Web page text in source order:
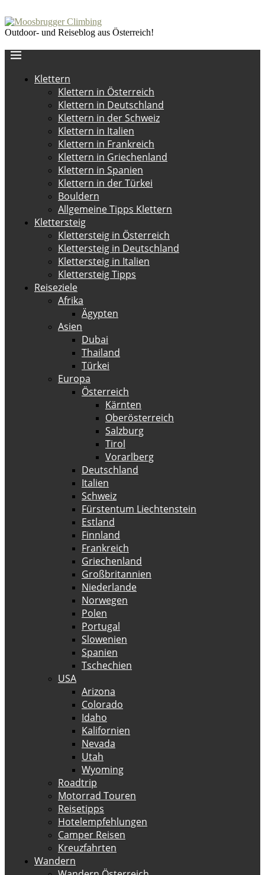
Outdoor- und Reiseblog aus Österreich!
Klettern
Klettern in Österreich
Klettern in Deutschland
Klettern in der Schweiz
Klettern in Italien
Klettern in Frankreich
Klettern in Griechenland
Klettern in Spanien
Klettern in der Türkei
Bouldern
Allgemeine Tipps Klettern
Klettersteig
Klettersteig in Österreich
Klettersteig in Deutschland
Klettersteig in Italien
Klettersteig Tipps
Reiseziele
Afrika
Ägypten
Asien
Dubai
Thailand
Türkei
Europa
Österreich
Kärnten
Oberösterreich
Salzburg
Tirol
Vorarlberg
Deutschland
Italien
Schweiz
Fürstentum Liechtenstein
Estland
Finnland
Frankreich
Griechenland
Großbritannien
Niederlande
Norwegen
Polen
Portugal
Slowenien
Spanien
Tschechien
USA
Arizona
Colorado
Idaho
Kalifornien
Nevada
Utah
Wyoming
Roadtrip
Motorrad Touren
Reisetipps
Hotelempfehlungen
Camper Reisen
Kreuzfahrten
Wandern